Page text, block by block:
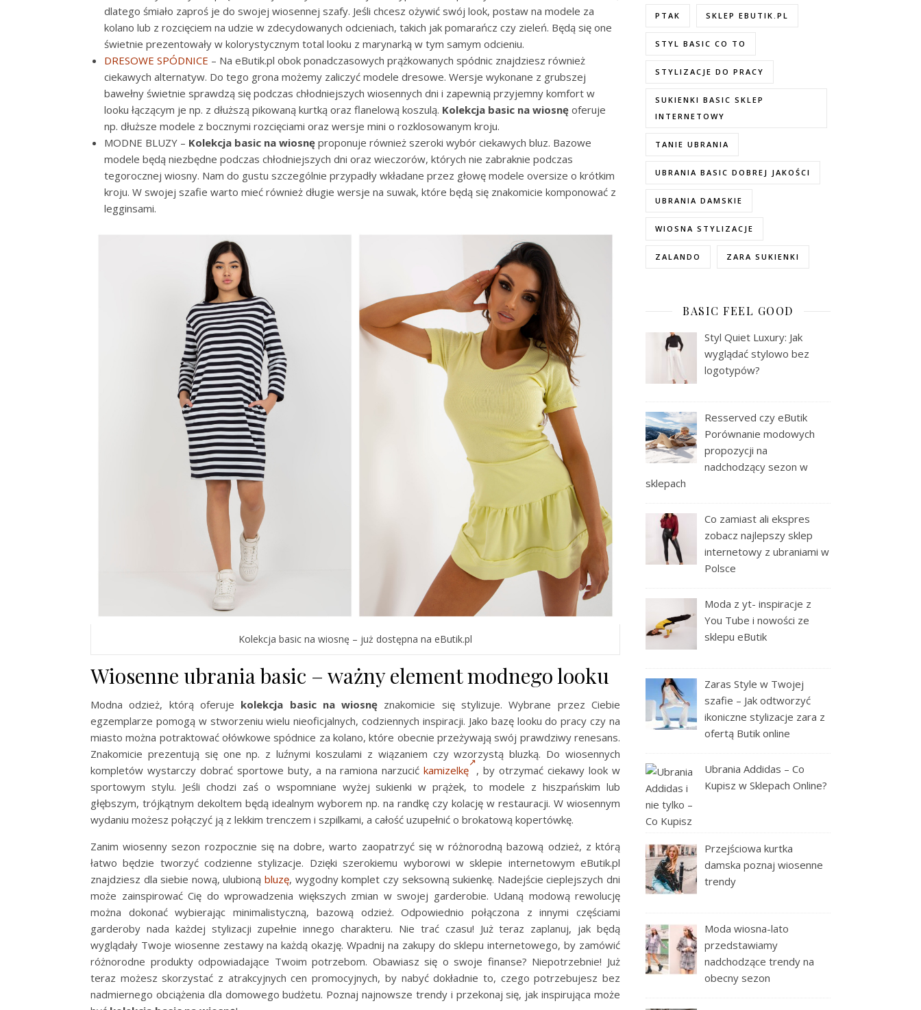
dlatego śmiało zaproś je do swojej wiosennej szafy. Jeśli chcesz ożywić swój look, postaw na modele za
kolano lub z rozcięciem na udzie w zdecydowanych odcieniach, takich jak pomarańcz czy zieleń. Będą się one
świetnie prezentowały w kolorystycznym total looku z marynarką w tym samym odcieniu.
DRESOWE SPÓDNICE – Na eButik.pl obok ponadczasowych prążkowanych spódnic znajdziesz również
ciekawych alternatyw. Do tego grona możemy zaliczyć modele dresowe. Wersje wykonane z grubszej
bawełny świetnie sprawdzą się podczas chłodniejszych wiosennych dni i zapewnią przyjemny komfort w
looku łączącym je np. z dłuższą pikowaną kurtką oraz flanelową koszulą. Kolekcja basic na wiosnę oferuje
np. dłuższe modele z bocznymi rozcięciami oraz wersje mini o rozklosowanym kroju.
MODNE BLUZY – Kolekcja basic na wiosnę proponuje również szeroki wybór ciekawych bluz. Bazowe
modele będą niezbędne podczas chłodniejszych dni oraz wieczorów, których nie zabraknie podczas
tegorocznej wiosny. Nam do gustu szczególnie przypadły wkładane przez głowę modele oversize o krótkim
kroju. W swojej szafie warto mieć również długie wersje na suwak, które będą się znakomicie komponować z
legginsami.
Kolekcja basic na wiosnę – już dostępna na eButik.pl
Wiosenne ubrania basic – ważny element modnego looku
Modna odzież, którą oferuje kolekcja basic na wiosnę znakomicie się stylizuje. Wybrane przez Ciebie
egzemplarze pomogą w stworzeniu wielu nieoficjalnych, codziennych inspiracji. Jako bazę looku do pracy czy na
miasto można potraktować ołówkowe spódnice za kolano, które obecnie przeżywają swój prawdziwy renesans.
Znakomicie prezentują się one np. z luźnymi koszulami z wiązaniem czy wzorzystą bluzką. Do wiosennych
kompletów wystarczy dobrać sportowe buty, a na ramiona narzucićkamizelkę , by otrzymać ciekawy look w
sportowym stylu. Jeśli chodzi zaś o wspomniane wyżej sukienki w prążek, to modele z hiszpańskim lub
głębszym, trójkątnym dekoltem będą idealnym wyborem np. na randkę czy kolację w restauracji. W wiosennym
wydaniu możesz połączyć ją z lekkim trenczem i szpilkami, a całość uzupełnić o brokatową kopertówkę.
Zanim wiosenny sezon rozpocznie się na dobre, warto zaopatrzyć się w różnorodną bazową odzież, z którą
łatwo będzie tworzyć codzienne stylizacje. Dzięki szerokiemu wyborowi w sklepie internetowym eButik.pl
znajdziesz dla siebie nową, ulubionąbluzę, wygodny komplet czy seksowną sukienkę. Nadejście cieplejszych dni
może zainspirować Cię do wprowadzenia większych zmian w swojej garderobie. Udaną modową rewolucję
można dokonać wybierając minimalistyczną, bazową odzież. Odpowiednio połączona z innymi częściami
garderoby nada każdej stylizacji zupełnie innego charakteru. Nie trać czasu! Już teraz zaplanuj, jak będą
wyglądały Twoje wiosenne zestawy na każdą okazję. Wpadnij na zakupy do sklepu internetowego, by zamówić
różnorodne produkty odpowiadające Twoim potrzebom. Obawiasz się o swoje finanse? Niepotrzebnie! Już
teraz możesz skorzystać z atrakcyjnych cen promocyjnych, by nabyć dokładnie to, czego potrzebujesz bez
nadmiernego obciążenia dla domowego budżetu. Poznaj najnowsze trendy i przekonaj się, jak inspirująca może
PTAK SKLEP EBUTIK.PL
STYL BASIC CO TO
STYLIZACJE DO PRACY
SUKIENKI BASIC SKLEP
INTERNETOWY
TANIE UBRANIA
UBRANIA BASIC DOBREJ JAKOŚCI
UBRANIA DAMSKIE
WIOSNA STYLIZACJE
ZALANDO ZARA SUKIENKI
BASIC FEEL GOOD
Styl Quiet Luxury: Jak
wyglądać stylowo bez
logotypów?
Resserved czy eButik
Porównanie modowych
propozycji na
nadchodzący sezon w
sklepach
Co zamiast ali ekspres
zobacz najlepszy sklep
internetowy z ubraniami w
Polsce
Moda z yt- inspiracje z
You Tube i nowości ze
sklepu eButik
Zaras Style w Twojej
szafie – Jak odtworzyć
ikoniczne stylizacje zara z
ofertą Butik online
Ubrania Addidas – Co
Kupisz w Sklepach Online?
Przejściowa kurtka
damska poznaj wiosenne
trendy
Moda wiosna-lato
przedstawiamy
nadchodzące trendy na
obecny sezon